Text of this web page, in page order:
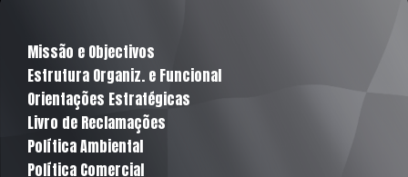
Missão e Objectivos
Estrutura Organiz. e Funcional
Orientações Estratégicas
Livro de Reclamações
Política Ambiental
Política Comercial